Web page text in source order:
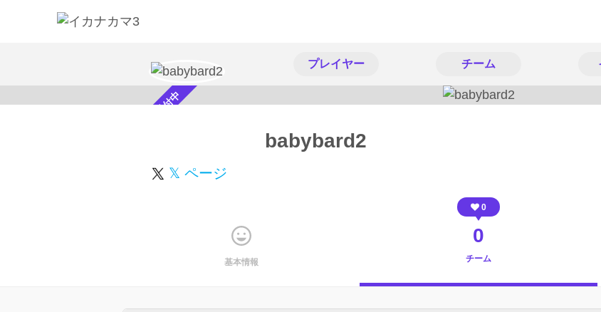
プレイヤー チーム
スカウト受付中 babybard2
𝕏 ページ
基本情報
0
0
チーム